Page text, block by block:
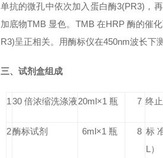
单抗的微孔中依次加入蛋白酶3(PR3)，
加底物TMB 显色。TMB 在HRP 酶的催
R3)呈正相关。用酶标仪在450nm波长下
三、试剂盒组成
1 30 倍浓缩洗涤液20ml×1 瓶 7 终
2酶标试剂 6ml×1 瓶 8 标
L）